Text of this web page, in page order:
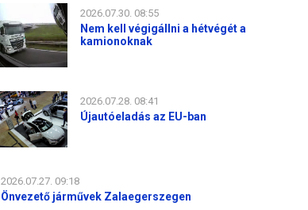
2026.07.30. 08:55
Nem kell végigállni a hétvégét a
kamionoknak
2026.07.28. 08:41
Újautóeladás az EU-ban
2026.07.27. 09:18
Önvezető járművek Zalaegerszegen